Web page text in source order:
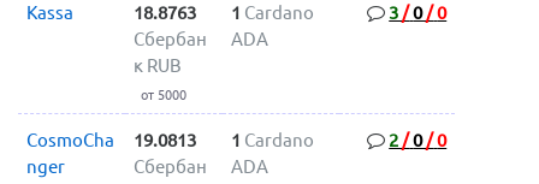
Kassa
18.8763
Сбербан
к RUB
от 5000
1 Cardano
ADA
3 /0/0
CosmoCha
nger
19.0813
Сбербан
1 Cardano
ADA
2 /0/0